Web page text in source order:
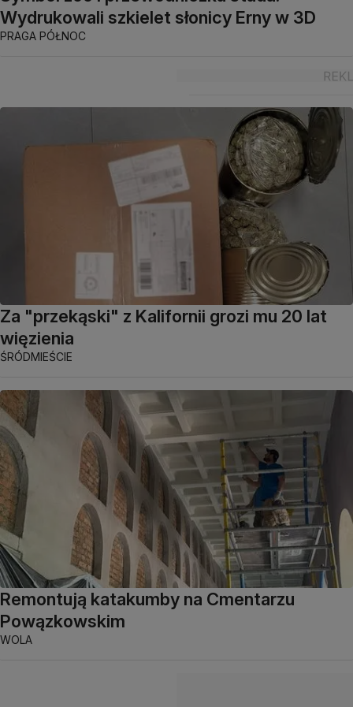
Wydrukowali szkielet słonicy Erny w 3D
PRAGA PÓŁNOC
Za "przekąski" z Kalifornii grozi mu 20 lat
więzienia
ŚRÓDMIEŚCIE
Remontują katakumby na Cmentarzu
Powązkowskim
WOLA